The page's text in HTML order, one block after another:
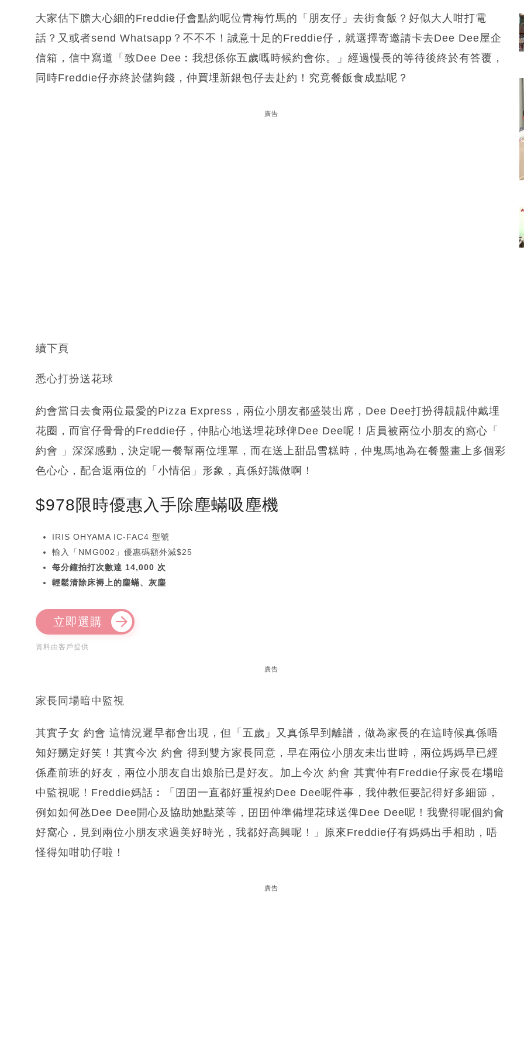
大家估下膽大心細的Freddie仔會點約呢位青梅竹馬的「朋友仔」去街食飯？好似大人咁打電
話？又或者send Whatsapp？不不不！誠意十足的Freddie仔，就選擇寄邀請卡去Dee Dee屋企
信箱，信中寫道「致Dee Dee︰我想係你五歲嘅時候約會你。」經過慢長的等待後終於有答覆，
同時Freddie仔亦終於儲夠錢，仲買埋新銀包仔去赴約！究竟餐飯食成點呢？
廣告
續下頁
悉心打扮送花球
約會當日去食兩位最愛的Pizza Express，兩位小朋友都盛裝出席，Dee Dee打扮得靚靚仲戴埋
花圈，而官仔骨骨的Freddie仔，仲貼心地送埋花球俾Dee Dee呢！店員被兩位小朋友的窩心「
約會 」深深感動，決定呢一餐幫兩位埋單，而在送上甜品雪糕時，仲鬼馬地為在餐盤畫上多個彩
色心心，配合返兩位的「小情侶」形象，真係好識做啊！
$978限時優惠入手除塵蟎吸塵機
IRIS OHYAMA IC-FAC4 型號
輸入「NMG002」優惠碼額外減$25
每分鐘拍打次數達 14,000 次
輕鬆清除床褥上的塵蟎、灰塵
立即選購
資料由客戶提供
廣告
家長同場暗中監視
其實子女 約會 這情況遲早都會出現，但「五歲」又真係早到離譜，做為家長的在這時候真係唔
知好嬲定好笑！其實今次 約會 得到雙方家長同意，早在兩位小朋友未出世時，兩位媽媽早已經
係產前班的好友，兩位小朋友自出娘胎已是好友。加上今次 約會 其實仲有Freddie仔家長在場暗
中監視呢！Freddie媽話︰「囝囝一直都好重視約Dee Dee呢件事，我仲教佢要記得好多細節，
例如如何氹Dee Dee開心及協助她點菜等，囝囝仲準備埋花球送俾Dee Dee呢！我覺得呢個約會
好窩心，見到兩位小朋友求過美好時光，我都好高興呢！」原來Freddie仔有媽媽出手相助，唔
怪得知咁叻仔啦！
廣告